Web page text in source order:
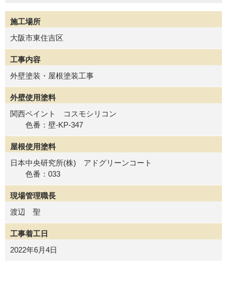
施工場所
大阪市東住吉区
工事内容
外壁塗装・屋根塗装工事
外壁使用塗料
関西ペイント コスモシリコン
色番：壁-KP-347
屋根使用塗料
日本中央研究所(株) アドグリーンコート
色番：033
現場管理職長
渡辺 聖
工事着工日
2022年6月4日